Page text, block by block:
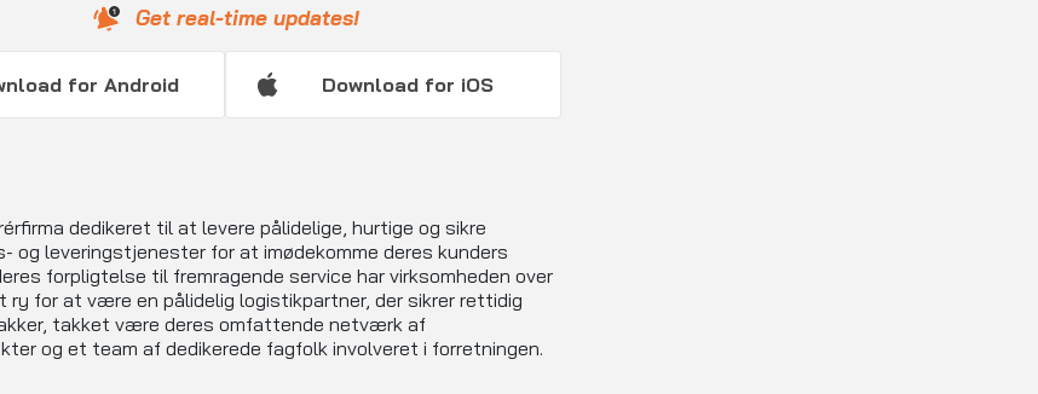
Get real-time updates!
for Android Download for iOS
dedikeret til at levere pålidelige, hurtige og sikre
og leveringstjenester for at imødekomme deres kunders
forpligtelse til fremragende service har virksomheden over
ry for at være en pålidelig logistikpartner, der sikrer rettidig
takket være deres omfattende netværk af
og et team af dedikerede fagfolk involveret i forretningen.